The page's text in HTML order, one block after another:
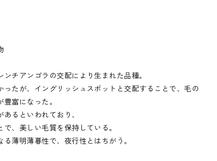
チアンゴラの交配により生まれた品種。
たが、イングリッシュスポットと交配することで、毛の
富になった。
るといわれており、
、美しい毛質を保持している。
薄明薄暮性で、夜行性とはちがう。